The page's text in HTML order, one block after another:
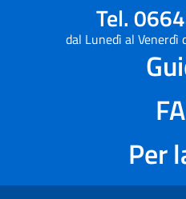
Tel.
dal Lunedì al Venerdì
Per